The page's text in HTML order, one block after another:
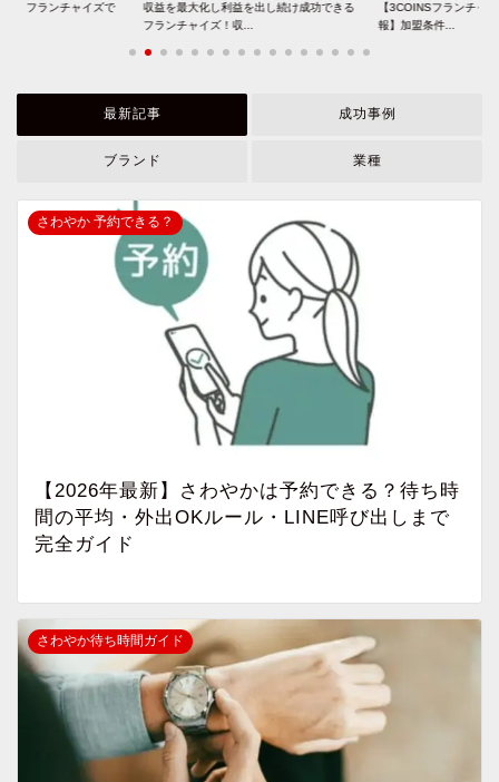
）フランチャイズで
収益を最大化し利益を出し続け成功できる
フランチャイズ！収...
【3COINSフランチャ
報】加盟条件...
最新記事 成功事例
ブランド 業種
さわやか 予約できる？
【2026年最新】さわやかは予約できる？待ち時
間の平均・外出OKルール・LINE呼び出しまで
完全ガイド
さわやか待ち時間ガイド